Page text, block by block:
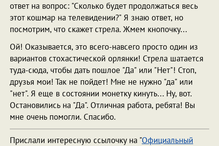
ответ на вопрос: "Сколько будет продолжаться весь
этот кошмар на телевидении?" Я знаю ответ, но
посмотрим, что скажет стрела. Жмем кнопочку...
Ой! Оказывается, это всего-навсего просто один из
вариантов стохастической орлянки! Стрела шатается
туда-сюда, чтобы дать пошлое "Да" или "Нет"! Стоп,
друзья мои! Так не пойдет! Мне не нужно "да" или
"нет". Я еще в состоянии монетку кинуть... Ну, вот.
Остановились на "Да". Отличная работа, ребята! Вы
мне очень помогли. Спасибо.
Прислали интересную ссылочку на "Официальный